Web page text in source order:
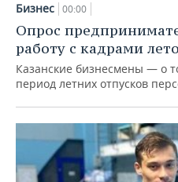
Бизнес 00:00
Опрос
работу с кадрами
Казанские бизнесмены — о
период летних отпусков